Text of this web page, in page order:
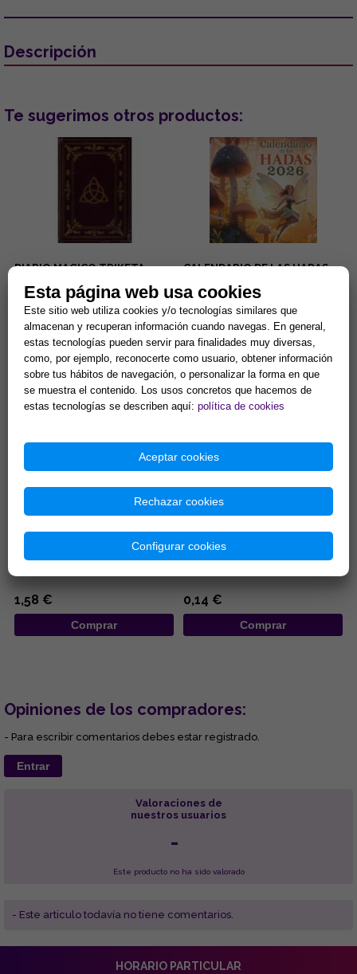
Descripción
Te sugerimos otros productos:
DIARIO MAGICO TRIKETA
10,84 €
Comprar
CALENDARIO DE LAS HADAS
Calendario de las Hadas 2026
7,40 €
Comprar
BOLSA ANTELINA CON
1,58 €
Comprar
BOLSA DE ORGANZA ROJA
0,14 €
Comprar
Opiniones de los compradores:
- Para escribir comentarios debes estar registrado.
Entrar
Valoraciones de
nuestros usuarios
-
Este producto no ha sido valorado
- Este articulo todavía no tiene comentarios.
HORARIO PARTICULAR
Esta página web usa cookies
Este sitio web utiliza cookies y/o tecnologías similares que
almacenan y recuperan información cuando navegas. En general,
estas tecnologías pueden servir para finalidades muy diversas,
como, por ejemplo, reconocerte como usuario, obtener información
sobre tus hábitos de navegación, o personalizar la forma en que
se muestra el contenido. Los usos concretos que hacemos de
estas tecnologías se describen aquí: política de cookies
Aceptar cookies
Rechazar cookies
Configurar cookies